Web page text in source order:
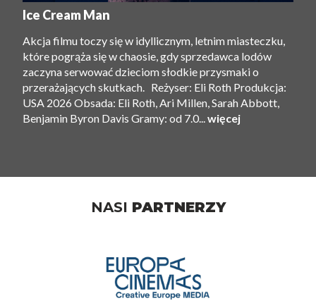
Ice Cream Man
Akcja filmu toczy się w idyllicznym, letnim miasteczku,
które pogrąża się w chaosie, gdy sprzedawca lodów
zaczyna serwować dzieciom słodkie przysmaki o
przerażających skutkach. Reżyser: Eli Roth Produkcja:
USA 2026 Obsada: Eli Roth, Ari Millen, Sarah Abbott,
Benjamin Byron Davis Gramy: od 7.0...więcej
NASI PARTNERZY